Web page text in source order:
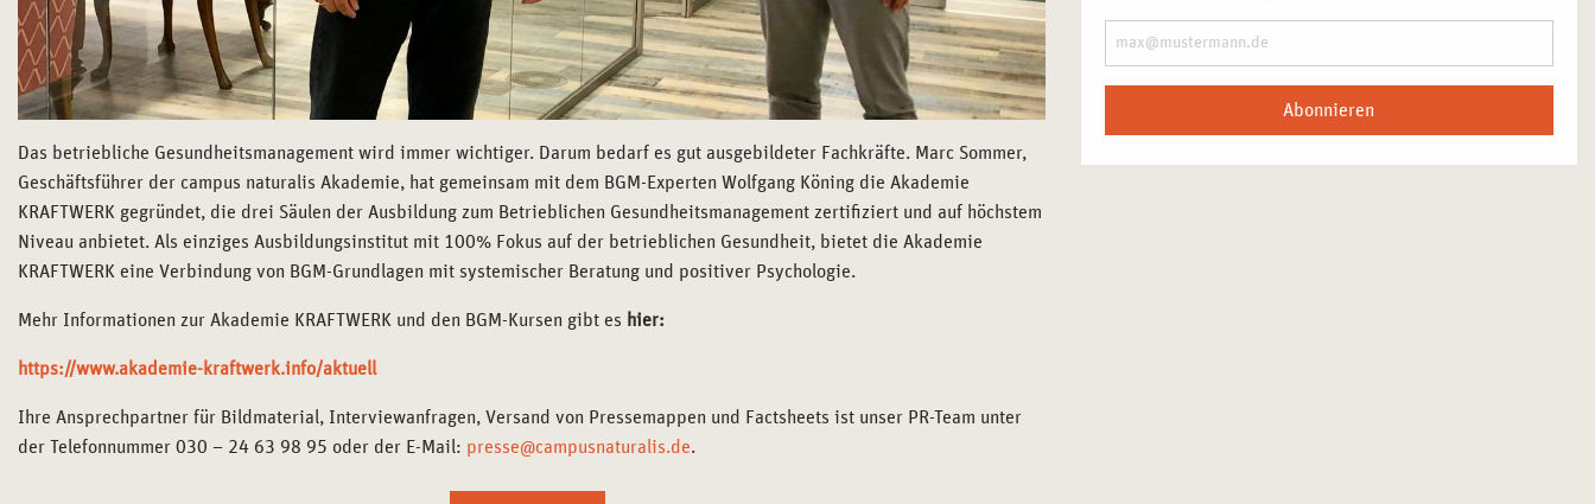
Das betriebliche Gesundheitsmanagement wird immer wichtiger. Darum bedarf es gut ausgebildeter Fachkräfte. Marc Sommer,
Geschäftsführer der campus naturalis Akademie, hat gemeinsam mit dem BGM-Experten Wolfgang Köning die Akademie
KRAFTWERK gegründet, die drei Säulen der Ausbildung zum Betrieblichen Gesundheitsmanagement zertifiziert und auf höchstem
Niveau anbietet. Als einziges Ausbildungsinstitut mit 100% Fokus auf der betrieblichen Gesundheit, bietet die Akademie
KRAFTWERK eine Verbindung von BGM-Grundlagen mit systemischer Beratung und positiver Psychologie.
Mehr Informationen zur Akademie KRAFTWERK und den BGM-Kursen gibt es hier:
https://www.akademie-kraftwerk.info/aktuell
Ihre Ansprechpartner für Bildmaterial, Interviewanfragen, Versand von Pressemappen und Factsheets ist unser PR-Team unter
der Telefonnummer 030 – 24 63 98 95 oder der E-Mail: presse@campusnaturalis.de.
Abonnieren